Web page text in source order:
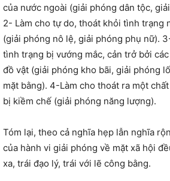
của nước ngoài (giải phóng dân tộc,
2- Làm cho tự do, thoát khỏi tình trạng
(giải phóng nô lệ, giải phóng phụ nữ).
tình trạng bị vướng mắc, cản trở bởi
đồ vật (giải phóng kho bãi, giải phóng
mặt bằng). 4-Làm cho thoát ra một
bị kiềm chế (giải phóng năng lượng).
Tóm lại, theo cả nghĩa hẹp lẫn nghĩa
của hành vi giải phóng về mặt xã hội
xa, trái đạo lý, trái với lẽ công bằng.